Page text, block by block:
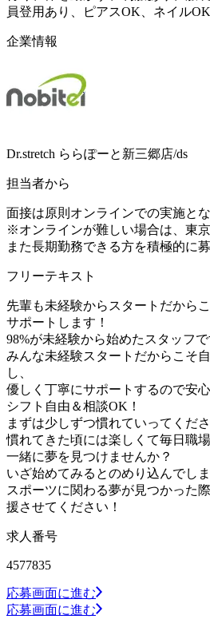
員登用あり、ピアスOK、ネイル
企業情報
Dr.stretch ららぽーと新三郷店/ds
担当者から
面接は原則オンラインでの実施とな
※オンラインが難しい場合は、東
また長期勤務できる方を積極的に
フリーテキスト
先輩も未経験からスタートだから
サポートします！
98%が未経験から始めたスタッフで
みんな未経験スタートだからこそ
し、
優しく丁寧にサポートするので安
シフト自由＆相談OK！
まずは少しずつ慣れていってくださ
慣れてきた頃には楽しくて毎日職
一緒に夢を見つけませんか？
いざ始めてみるとのめり込んでし
スポーツに関わる夢が見つかった
援させてください！
求人番号
4577835
応募画面に進む
応募画面に進む